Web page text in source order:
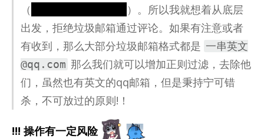
（
）。所以我就想着从底层
出发，拒绝垃圾邮箱通过评论。如果有注意或者
有收到，那么大部分垃圾邮箱格式都是 一串英文
@qq.com 那么我们就可以增加正则过滤，去除他
们，虽然也有英文的qq邮箱，但是秉持宁可错
杀，不可放过的原则!！
!!! 操作有一定风险